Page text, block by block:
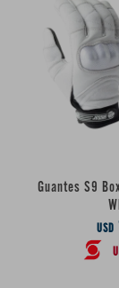
Guantes S9
USD